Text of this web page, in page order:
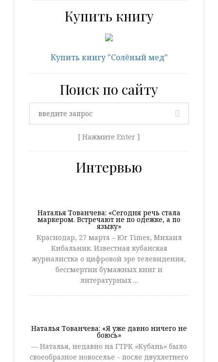
Купить книгу
Купить книгу "Солёный мед"
Поиск по сайту
[ Нажмите Enter ]
Интервью
Наталья Тованчева: «Сегодня речь стала
маркером. Встречают не по одежке, а по
языку»
Краснодар, 27 марта – Юг Times, Михаил
Кибальник. Известная кубанская
журналистка о цифровой эре телевидения,
бессмертии бумажных книг и
литературных ...
Наталья Тованчева: «Я уже давно ничего не
боюсь»
— Наталья, недавно на ГТРК «Кубань» было
своеобразное новоселье – после двухлетнего